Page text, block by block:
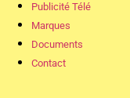
Publicité Télé
Marques
Documents
Contact